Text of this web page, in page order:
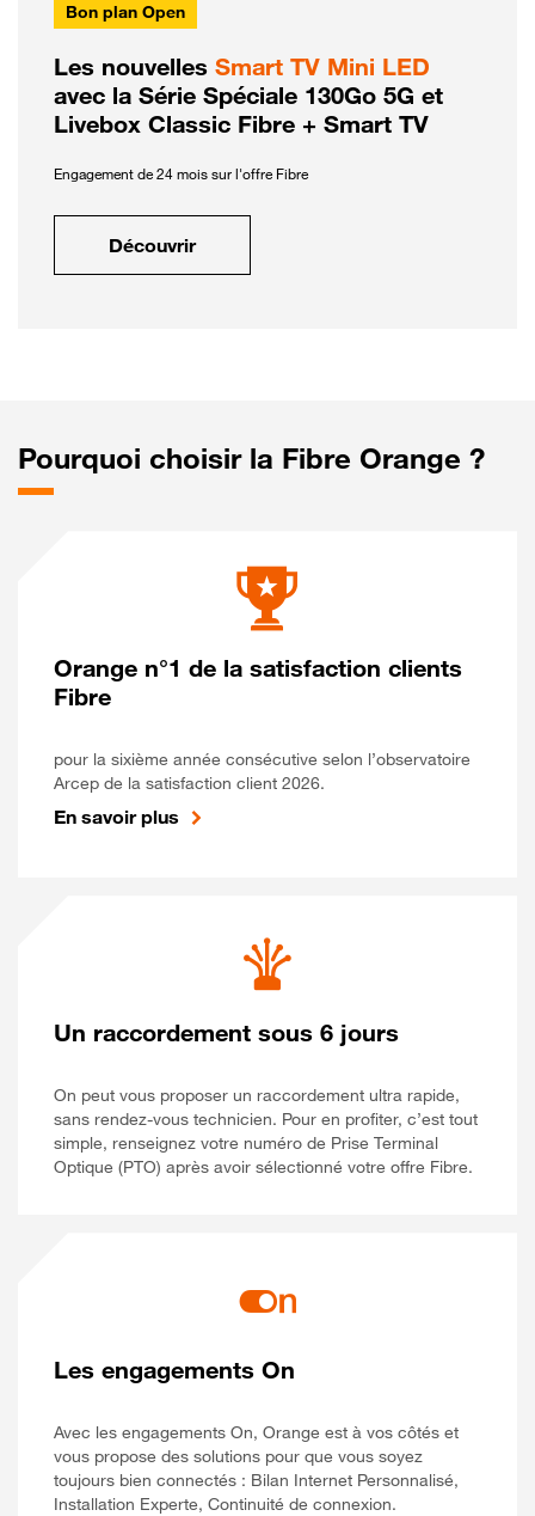
Bon plan Open
Les nouvelles Smart TV Mini LED
avec la Série Spéciale 130Go 5G et
Livebox Classic Fibre + Smart TV
Engagement de 24 mois sur l'offre Fibre
Découvrir
Pourquoi choisir la Fibre Orange ?
Orange n°1 de la satisfaction clients
Fibre
pour la sixième année consécutive selon l’observatoire
Arcep de la satisfaction client 2026.
En savoir plus
Un raccordement sous 6 jours
On peut vous proposer un raccordement ultra rapide,
sans rendez-vous technicien. Pour en profiter, c’est tout
simple, renseignez votre numéro de Prise Terminal
Optique (PTO) après avoir sélectionné votre offre Fibre.
Les engagements On
Avec les engagements On, Orange est à vos côtés et
vous propose des solutions pour que vous soyez
toujours bien connectés : Bilan Internet Personnalisé,
Installation Experte, Continuité de connexion.